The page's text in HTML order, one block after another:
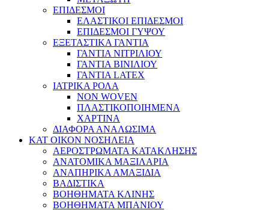
ΕΠΙΔΕΣΜΟΙ
ΕΛΑΣΤΙΚΟΙ ΕΠΙΔΕΣΜΟΙ
ΕΠΙΔΕΣΜΟΙ ΓΥΨΟΥ
ΕΞΕΤΑΣΤΙΚΑ ΓΑΝΤΙΑ
ΓΑΝΤΙΑ ΝΙΤΡΙΛΙΟΥ
ΓΑΝΤΙΑ ΒΙΝΙΛΙΟΥ
ΓΑΝΤΙΑ LATEX
ΙΑΤΡΙΚΑ ΡΟΛΑ
NON WOVEN
ΠΛΑΣΤΙΚΟΠΟΙΗΜΕΝΑ
ΧΑΡΤΙΝΑ
ΔΙΑΦΟΡΑ ΑΝΑΛΩΣΙΜΑ
ΚΑΤ ΟΙΚΟΝ ΝΟΣΗΛΕΙΑ
ΑΕΡΟΣΤΡΩΜΑΤΑ ΚΑΤΑΚΛΗΣΗΣ
ΑΝΑΤΟΜΙΚΑ ΜΑΞΙΛΑΡΙΑ
ΑΝΑΠΗΡΙΚΑ ΑΜΑΞΙΔΙΑ
ΒΑΔΙΣΤΙΚΑ
ΒΟΗΘΗΜΑΤΑ ΚΛΙΝΗΣ
ΒΟΗΘΗΜΑΤΑ ΜΠΑΝΙΟΥ